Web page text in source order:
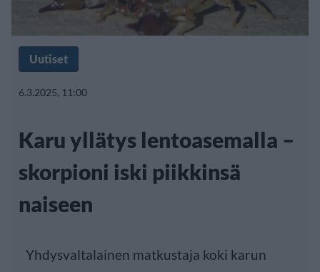
Uutiset
6.3.2025, 11:00
Karu yllätys lentoasemalla –
skorpioni iski piikkinsä
naiseen
Yhdysvaltalainen matkustaja koki karun